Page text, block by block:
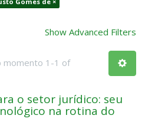
Show Advanced Filters
momento 1-1 of
o setor jurídico: seu
na rotina do